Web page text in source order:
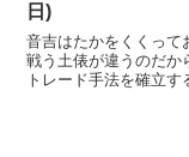
日)
音吉はたかをくくって
戦う土俵が違うのだか
トレード手法を確立す